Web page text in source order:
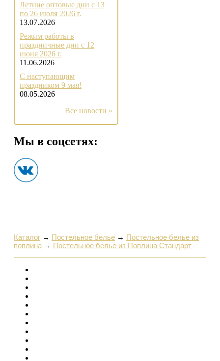
Летние оптовые дни с 13
по 26 июля 2026 г.
13.07.2026
Режим работы в
праздничные дни с 12
июня 2026 г.
11.06.2026
С наступающим
праздником 9 мая!
08.05.2026
Все новости »
Мы в соцсетях:
Каталог → Постельное белье → Постельное белье из
поплина → Постельное белье из Поплина Стандарт